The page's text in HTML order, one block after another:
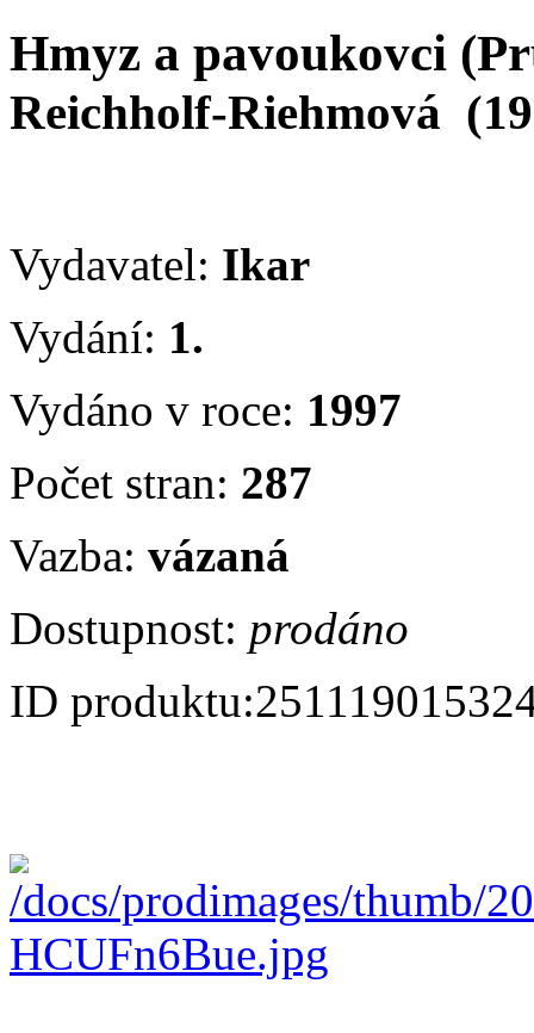
Hmyz a pavoukovci
Reichholf-Riehmová
Vydavatel: Ikar
Vydání: 1.
Vydáno v roce: 1997
Počet stran: 287
Vazba: vázaná
Dostupnost: prodáno
ID produktu: